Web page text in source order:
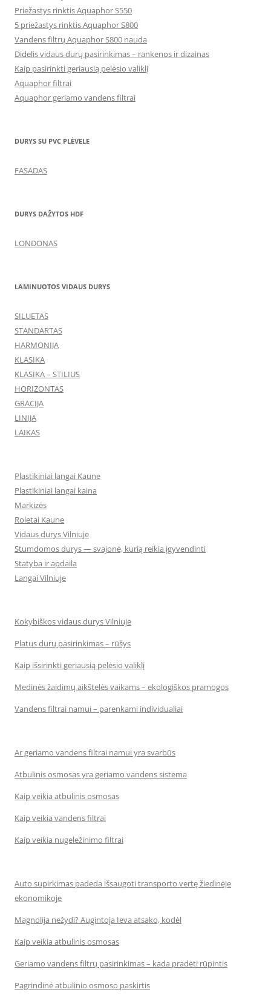
Priežastys rinktis Aquaphor S550
5 priežastys rinktis Aquaphor S800
Vandens filtrų Aquaphor S800 nauda
Didelis vidaus durų pasirinkimas – rankenos ir dizainas
Kaip pasirinkti geriausią pelėsio valiklį
Aquaphor filtrai
Aquaphor geriamo vandens filtrai
DURYS SU PVC PLĖVELE
FASADAS
DURYS DAŽYTOS HDF
LONDONAS
LAMINUOTOS VIDAUS DURYS
SILUETAS
STANDARTAS
HARMONIJA
KLASIKA
KLASIKA – STILIUS
HORIZONTAS
GRACIJA
LINIJA
LAIKAS
Plastikiniai langai Kaune
Plastikiniai langai kaina
Markizės
Roletai Kaune
Vidaus durys Vilniuje
Stumdomos durys — svajonė, kurią reikia įgyvendinti
Statyba ir apdaila
Langai Vilniuje
Kokybiškos vidaus durys Vilniuje
Platus durų pasirinkimas – rūšys
Kaip išsirinkti geriausią pelėsio valiklį
Medinės žaidimų aikštelės vaikams – ekologiškos pramogos
Vandens filtrai namui – parenkami individualiai
Ar geriamo vandens filtrai namui yra svarbūs
Atbulinis osmosas yra geriamo vandens sistema
Kaip veikia atbulinis osmosas
Kaip veikia vandens filtrai
Kaip veikia nugeležinimo filtrai
Auto supirkimas padeda išsaugoti transporto vertę žiedinėje
ekonomikoje
Magnolija nežydi? Augintoja Ieva atsako, kodėl
Kaip veikia atbulinis osmosas
Geriamo vandens filtrų pasirinkimas – kada pradėti rūpintis
Pagrindinė atbulinio osmoso paskirtis